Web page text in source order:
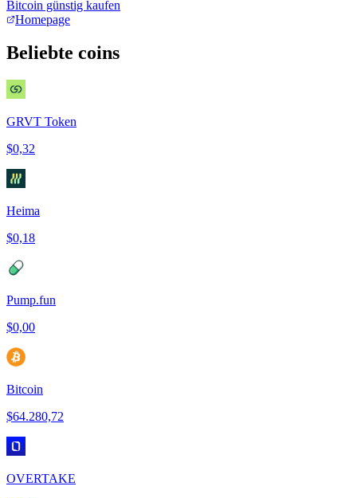
Bitcoin günstig kaufen
Homepage
Beliebte coins
GRVT Token
$0,32
Heima
$0,18
Pump.fun
$0,00
Bitcoin
$64.280,72
OVERTAKE